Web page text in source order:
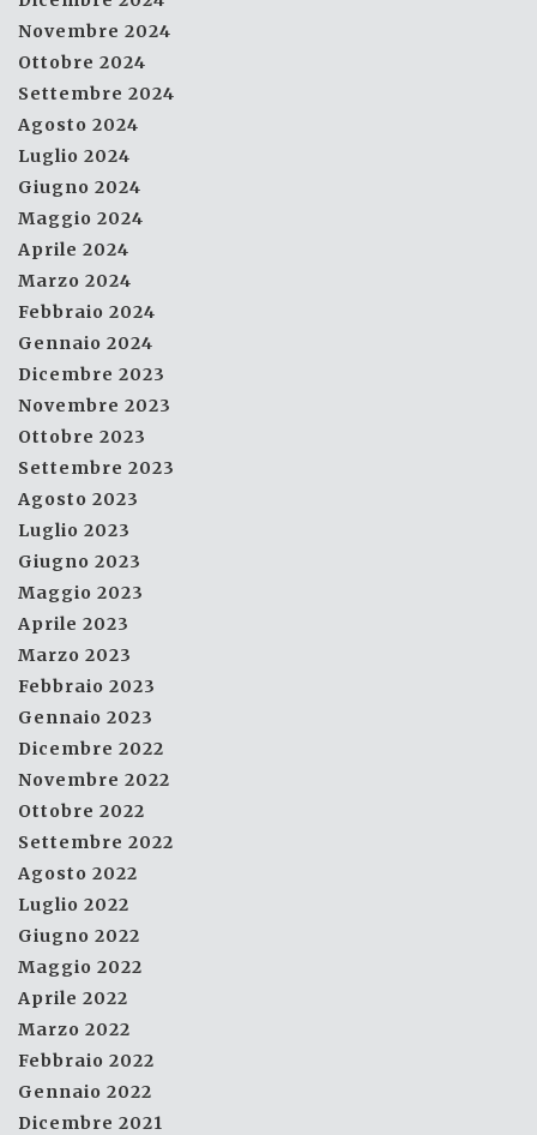
Novembre 2024
Ottobre 2024
Settembre 2024
Agosto 2024
Luglio 2024
Giugno 2024
Maggio 2024
Aprile 2024
Marzo 2024
Febbraio 2024
Gennaio 2024
Dicembre 2023
Novembre 2023
Ottobre 2023
Settembre 2023
Agosto 2023
Luglio 2023
Giugno 2023
Maggio 2023
Aprile 2023
Marzo 2023
Febbraio 2023
Gennaio 2023
Dicembre 2022
Novembre 2022
Ottobre 2022
Settembre 2022
Agosto 2022
Luglio 2022
Giugno 2022
Maggio 2022
Aprile 2022
Marzo 2022
Febbraio 2022
Gennaio 2022
Dicembre 2021